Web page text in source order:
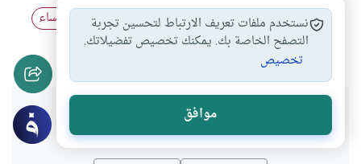
خياطة ملابس النساء # بيع ملابس النساء الخلوة بالنساء
العمل بمشغل النساء
هل انتفعت بهذا المحتوى؟
نستخدم ملفات تعريف الارتباط لتحسين تجربة
التصفح الخاصة بك. يمكنك تخصيص تفضيلاتك.
تخصيص
موافق